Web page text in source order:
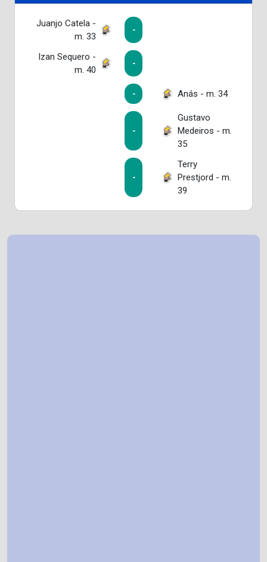
Juanjo Catela -
m. 33
-
Izan Sequero -
m. 40
-
- Anás - m. 34
-
Gustavo
Medeiros - m.
35
-
Terry
Prestjord - m.
39